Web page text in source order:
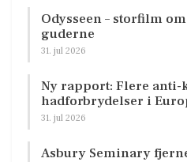
Odysseen – storfilm
guderne
31. jul 2026
Ny rapport: Flere anti-
hadforbrydelser i
31. jul 2026
Asbury Seminary